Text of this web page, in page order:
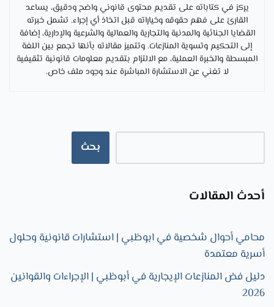
يركز في كتاباته على تقديم محتوى قانوني واضح ودقيق، يساعد
القارئ على فهم حقوقه وخياراته قبل اتخاذ أي إجراء. تشمل خبرته
القضايا الجنائية والمدنية والتجارية والعمالية والشرعية والإدارية، إضافة
إلى التحكيم وتسوية المنازعات. وتتميز مقالاته بأنها تجمع بين اللغة
المبسطة والخبرة العملية، مع الالتزام بتقديم معلومات قانونية تثقيفية
لا تغني عن الاستشارة المباشرة عند وجود ملف خاص.
بحث
أحدث المقالات
محامي أحوال شخصية في ابوظبي | استشارات قانونية وحلول
أسرية معتمدة
دليل فض المنازعات الإيجارية في أبوظبي | الإجراءات والقوانين
2026